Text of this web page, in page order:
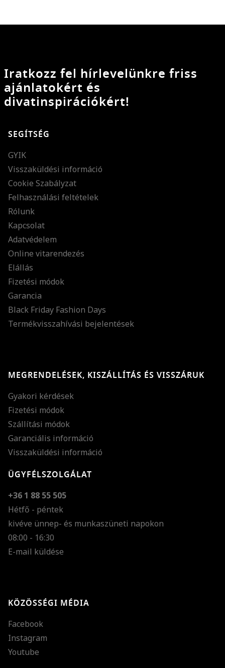
Iratkozz fel hírlevelünkre friss
ajánlatokért és
divatinspirációkért!
SEGÍTSÉG
GYIK
Visszaküldési információ
Cookie Szabályzat
Felhasználási feltételek
Rólunk
Kapcsolat
Adatvédelem
Online vitarendezés
Elállás
Fizetési módok
Garancia
Black Friday Fashion Days
Termékvisszahívási bejelentések
MEGRENDELÉSEK, KISZÁLLÍTÁS ÉS VISSZÁRUK
Gyakori kérdések
Fizetési módok
Szállítási módok
Garanciális információ
Visszaküldési információ
ÜGYFÉLSZOLGÁLAT
+36 1 88 55 505
Hétfő - péntek
kivéve ünnep- és munkaszüneti napokon
08:00 - 16:30
E-mail küldése
KÖZÖSSÉGI MÉDIA
Facebook
Instagram
Youtube